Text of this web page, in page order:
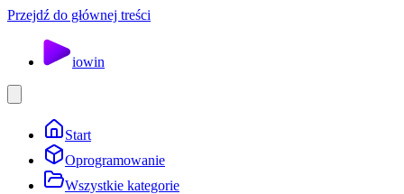
Przejdź do głównej treści
iowin
Start
Oprogramowanie
Wszystkie kategorie